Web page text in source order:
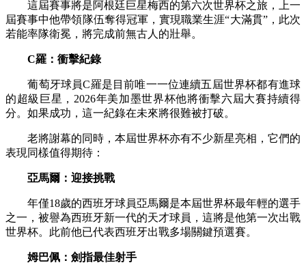
這屆賽事將是阿根廷巨星梅西的第六次世界杯之旅，上一
屆賽事中他帶領隊伍奪得冠軍，實現職業生涯“大滿貫”，此次
若能率隊衛冕，將完成前無古人的壯舉。
C羅：衝擊紀錄
葡萄牙球員C羅是目前唯一一位連續五屆世界杯都有進球
的超級巨星，2026年美加墨世界杯他將衝擊六屆大賽持續得
分。如果成功，這一紀錄在未來將很難被打破。
老將謝幕的同時，本屆世界杯亦有不少新星亮相，它們的
表現同樣值得期待：
亞馬爾：迎接挑戰
年僅18歲的西班牙球員亞馬爾是本屆世界杯最年輕的選手
之一，被譽為西班牙新一代的天才球員，這將是他第一次出戰
世界杯。此前他已代表西班牙出戰多場關鍵預選賽。
姆巴佩：劍指最佳射手